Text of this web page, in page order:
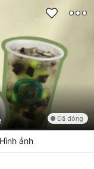
Đã đóng
Hình ảnh